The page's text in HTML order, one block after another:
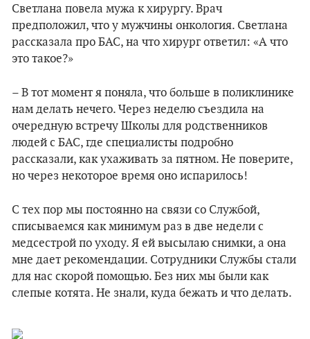
Светлана повела мужа к хирургу. Врач
предположил, что у мужчины онкология. Светлана
рассказала про БАС, на что хирург ответил: «А что
это такое?»
– В тот момент я поняла, что больше в поликлинике
нам делать нечего. Через неделю съездила на
очередную встречу Школы для родственников
людей с БАС, где специалисты подробно
рассказали, как ухаживать за пятном. Не поверите,
но через некоторое время оно испарилось!
С тех пор мы постоянно на связи со Службой,
списываемся как минимум раз в две недели с
медсестрой по уходу. Я ей высылаю снимки, а она
мне дает рекомендации. Сотрудники Службы стали
для нас скорой помощью. Без них мы были как
слепые котята. Не знали, куда бежать и что делать.